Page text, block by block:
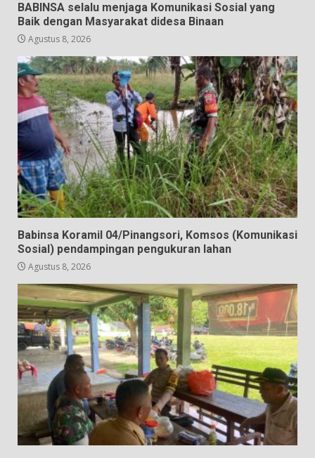
BABINSA selalu menjaga Komunikasi Sosial yang
Baik dengan Masyarakat didesa Binaan
Agustus 8, 2026
Babinsa Koramil 04/Pinangsori, Komsos (Komunikasi
Sosial) pendampingan pengukuran lahan
Agustus 8, 2026